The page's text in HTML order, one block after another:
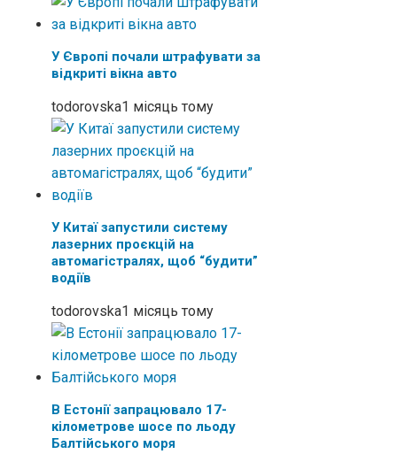
У Європі почали штрафувати за
відкриті вікна авто
todorovska1 місяць тому
У Китаї запустили систему
лазерних проєкцій на
автомагістралях, щоб “будити”
водіїв
todorovska1 місяць тому
В Естонії запрацювало 17-
кілометрове шосе по льоду
Балтійського моря